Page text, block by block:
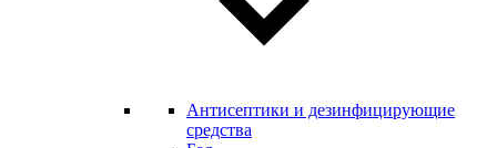
Антисептики и дезинфицирующие
средства